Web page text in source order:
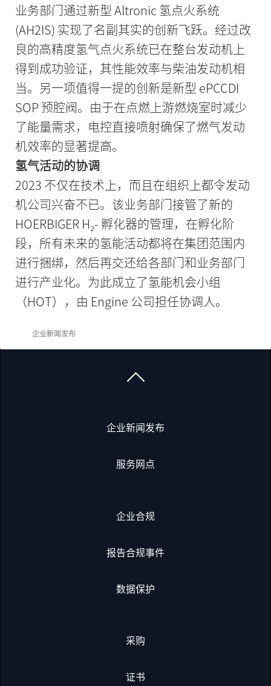
业务部门通过新型 Altronic 氢点火系统
(AH2IS) 实现了名副其实的创新飞跃。经过改
良的高精度氢气点火系统已在整台发动机上
得到成功验证，其性能效率与柴油发动机相
当。另一项值得一提的创新是新型 ePCCDI
SOP 预腔阀。由于在点燃上游燃烧室时减少
了能量需求，电控直接喷射确保了燃气发动
机效率的显著提高。
氢气活动的协调
2023 不仅在技术上，而且在组织上都令发动
机公司兴奋不已。该业务部门接管了新的
HOERBIGER H₂- 孵化器的管理，在孵化阶
段，所有未来的氢能活动都将在集团范围内
进行捆绑，然后再交还给各部门和业务部门
进行产业化。为此成立了氢能机会小组
（HOT），由 Engine 公司担任协调人。
企业新闻发布
企业新闻发布
服务网点
企业合规
报告合规事件
数据保护
采购
证书